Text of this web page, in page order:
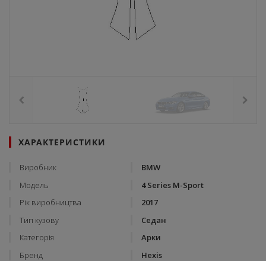
ХАРАКТЕРИСТИКИ
Виробник
BMW
Модель
4 Series M-Sport
Рік виробництва
2017
Тип кузову
Седан
Категорія
Арки
Бренд
Hexis